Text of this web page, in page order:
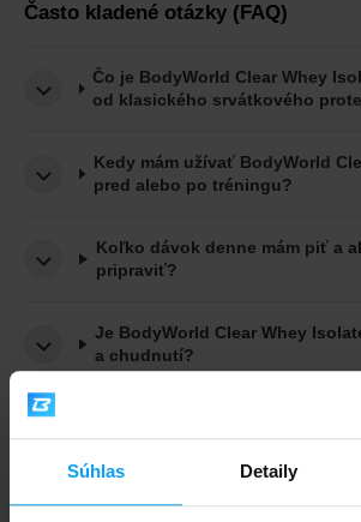
Súhlas Detaily
Často kladené otázky (FAQ)
Čo je BodyWorld Clear Whey
od klasického srvátkového
Kedy mám užívať BodyWorld
pred alebo po tréningu?
Koľko dávok denne mám piť a
pripraviť?
Je BodyWorld Clear Whey
a chudnutí?
Obsahuje BodyWorld Clear
Je vhodný pri intolerancii
Je BodyWorld Clear Whey